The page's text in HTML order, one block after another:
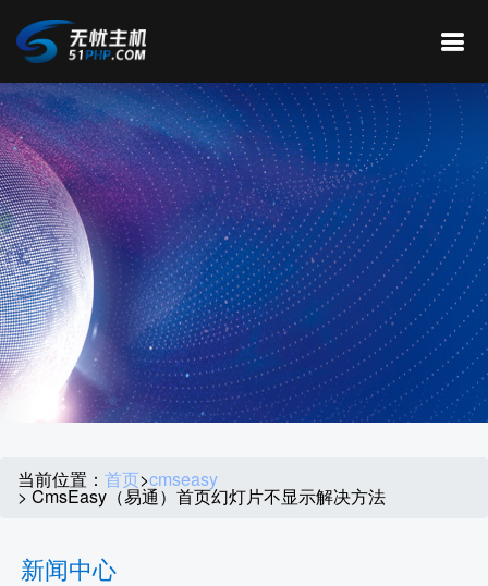
当前位置： 首页>cmseasy
> CmsEasy（易通）首页幻灯片不显示解决方法
新闻中心